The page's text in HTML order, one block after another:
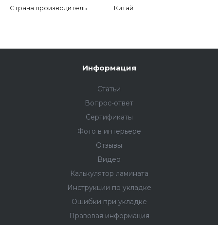
Страна производитель Китай
Информация
Статьи
Вопрос-ответ
Сертификаты
Фото в интерьере
Отзывы
Видео
Калькулятор ламината
Инструкции по укладке
Ошибки при укладке
Правовая информация